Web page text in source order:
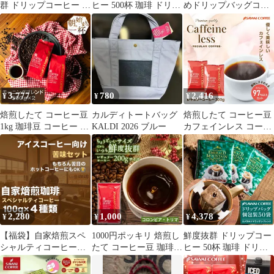
群 ドリップコーヒー 16
杯 珈琲 ドリップバッグ
福袋 お試し 個包装 8g
飲み比べ セット ライト
マイルド ビター アニバ
ーサリー 【追跡ゆうメ
ール／同梱不可】
ヒー 500杯 珈琲 ドリッ
プパック コーヒー 福袋
メガ ドリップバッグ 福
袋 大容量 個包装 8g 選
べる セット ライト マ
イルド ビター
めドリップバッグコー
ヒー 3種 60袋 ドリップ
コーヒー 珈琲 コーヒー
福袋 ドリップバッグ 福
袋 個包装 飲み比べ セ
ット
¥3,777
焙煎したて コーヒー豆
1kg 珈琲豆 コーヒー 福
袋 大容量 500gx2袋 中
挽き/豆のまま コーヒー
専門店 100杯分 飲み比
べ セット 朝におすすめ
のコーヒー モーニング
ブレンド
¥780
カルディトートバッグ
KALDI 2026 ブルー
¥2,416
焙煎したて コーヒー豆
カフェインレス コーヒ
ー 粉 お試し セット ブ
ラジル モカ デカフェ
ノンカフェイン 福袋 30
杯分 澤井珈琲 追跡ゆう
メール
¥2,280
【福袋】自家焙煎スペ
シャルティコーヒー
【アイスコーヒー向け
苦味セット】ブレンド
¥1,000
1000円ポッキリ 焙煎し
たて コーヒー豆 珈琲豆
コーヒー 福袋 200gx1袋
中挽き/豆のまま 20杯分
¥4,378
鮮度抜群 ドリップコー
ヒー 50杯 珈琲 ドリッ
プパック コーヒー 福袋
ドリップバッグ 福袋 大